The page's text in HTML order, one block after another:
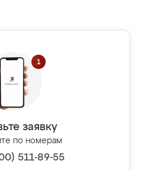
заявку
по номерам
511-89-55